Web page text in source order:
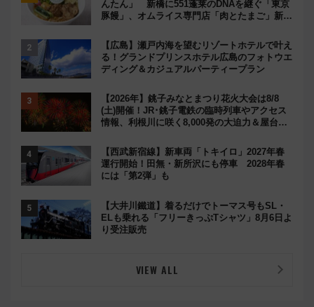
んたん」 新橋に551蓬莱のDNAを継ぐ「東京
豚饅」、オムライス専門店「肉とたまご」新グ
【広島】瀬戸内海を望むリゾートホテルで叶え
る！グランドプリンスホテル広島のフォトウエ
ディング＆カジュアルパーティープラン
【2026年】銚子みなとまつり花火大会は8/8
(土)開催！JR･銚子電鉄の臨時列車やアクセス
情報、利根川に咲く8,000発の大迫力＆屋台を
【西武新宿線】新車両「トキイロ」2027年春
運行開始！田無・新所沢にも停車 2028年春
には「第2弾」も
【大井川鐵道】着るだけでトーマス号もSL・
ELも乗れる「フリーきっぷTシャツ」8月6日よ
り受注販売
VIEW ALL